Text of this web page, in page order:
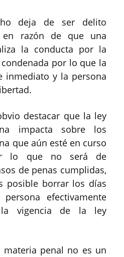
deja de ser delito
en razón de que una
la conducta por la
por lo que la
inmediato y la persona
destacar que la ley
impacta sobre los
que aún esté en curso
lo que no será de
de penas cumplidas,
posible borrar los días
efectivamente
vigencia de la ley
materia penal no es un